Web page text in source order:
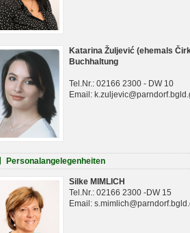
Katarina Žuljević (ehemals
Buchhaltung
Tel.Nr.: 02166 2300 - DW 10
Email:
Personalangelegenheiten
Silke MIMLICH
Tel.Nr.: 02166 2300 -DW 15
Email: